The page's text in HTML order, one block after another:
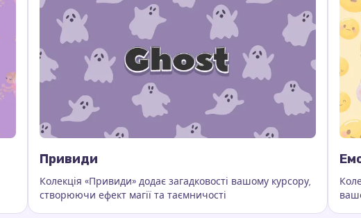
курсора, колекція ефектів, анімовані ефекти курсора
Привиди
Колекція «Привиди» додає загадковості вашому курсору,
створюючи ефект магії та таємничості
Привиди, кастомні сліди курсора, ефекти